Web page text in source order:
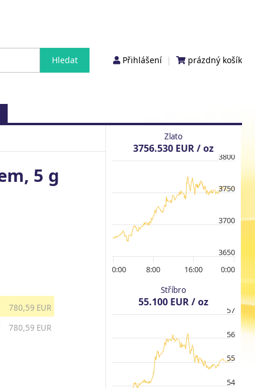
Přihlášení | prázdný košík
5 g
780,59 EUR
780,59 EUR
Zlato
3756.530 EUR / oz
0:00 8:00 16:00 0:00
3650
3700
3750
3800
Stříbro
55.100 EUR / oz
54
55
56
57